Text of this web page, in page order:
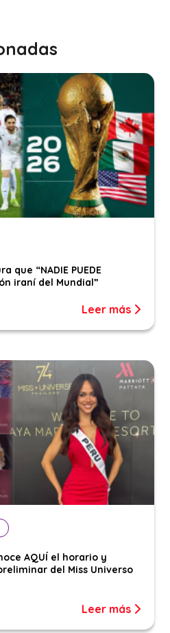
que “NADIE PUEDE
iraní del Mundial”
Leer más
AQUÍ el horario y
del Miss Universo
Leer más